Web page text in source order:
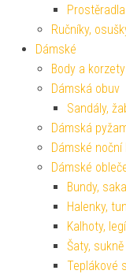
Ručníky,
Dámské
Body a korzety
Dámská obuv
Sandály,
Dámská
Dámské noční
Dámské
Bundy, saka
Halenky,
Kalhoty,
Šaty, sukně
Teplákové